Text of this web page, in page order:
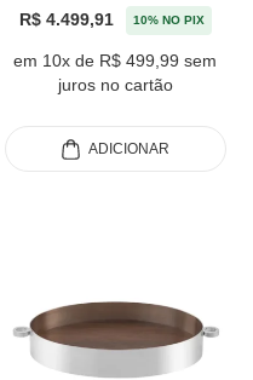
R$ 4.499,91 10% NO PIX
em 10x de R$ 499,99 sem
juros no cartão
ADICIONAR